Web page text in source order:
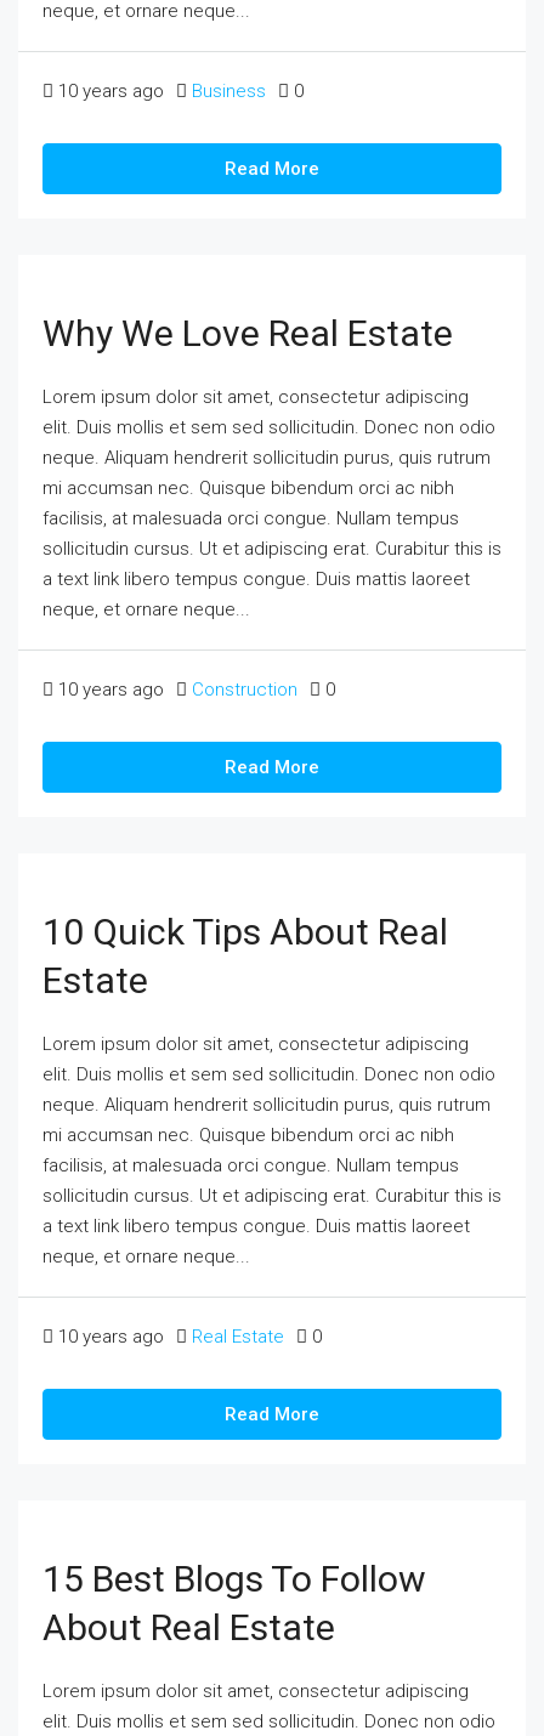
neque, et ornare neque...
10 years ago Business 0
Read More
Why We Love Real Estate
Lorem ipsum dolor sit amet, consectetur adipiscing
elit. Duis mollis et sem sed sollicitudin. Donec non odio
neque. Aliquam hendrerit sollicitudin purus, quis rutrum
mi accumsan nec. Quisque bibendum orci ac nibh
facilisis, at malesuada orci congue. Nullam tempus
sollicitudin cursus. Ut et adipiscing erat. Curabitur this is
a text link libero tempus congue. Duis mattis laoreet
neque, et ornare neque...
10 years ago Construction 0
Read More
10 Quick Tips About Real
Estate
Lorem ipsum dolor sit amet, consectetur adipiscing
elit. Duis mollis et sem sed sollicitudin. Donec non odio
neque. Aliquam hendrerit sollicitudin purus, quis rutrum
mi accumsan nec. Quisque bibendum orci ac nibh
facilisis, at malesuada orci congue. Nullam tempus
sollicitudin cursus. Ut et adipiscing erat. Curabitur this is
a text link libero tempus congue. Duis mattis laoreet
neque, et ornare neque...
10 years ago Real Estate 0
Read More
15 Best Blogs To Follow
About Real Estate
Lorem ipsum dolor sit amet, consectetur adipiscing
elit. Duis mollis et sem sed sollicitudin. Donec non odio